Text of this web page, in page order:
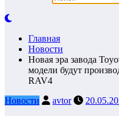
Главная
Новости
Новая эра завода
модели будут
RAV4
Новости
avtor